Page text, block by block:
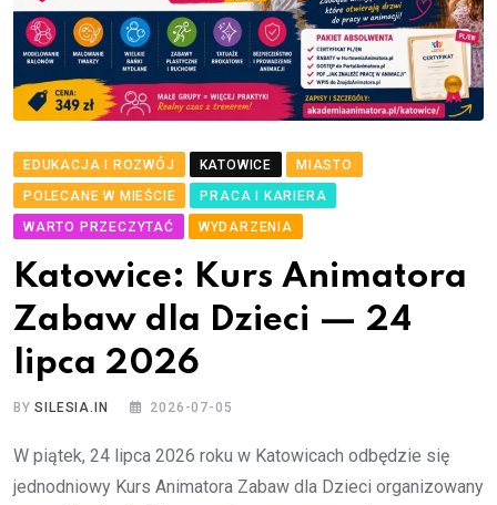
EDUKACJA I ROZWÓJ KATOWICE
MIASTO
POLECANE W MIEŚCIE
PRACA I KARIERA
WARTO PRZECZYTAĆ
WYDARZENIA
Katowice: Kurs Animatora
Zabaw dla Dzieci — 24
lipca 2026
BYSILESIA.IN 2026-07-05
W piątek, 24 lipca 2026 roku w Katowicach odbędzie się
jednodniowy Kurs Animatora Zabaw dla Dzieci organizowany